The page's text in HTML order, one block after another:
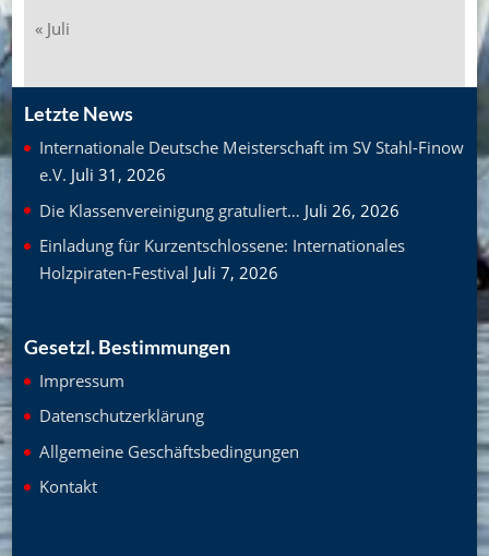
« Juli
Letzte News
Internationale Deutsche Meisterschaft im SV Stahl-Finow
e.V. Juli 31, 2026
Die Klassenvereinigung gratuliert… Juli 26, 2026
Einladung für Kurzentschlossene: Internationales
Holzpiraten-Festival Juli 7, 2026
Gesetzl. Bestimmungen
Impressum
Datenschutzerklärung
Allgemeine Geschäftsbedingungen
Kontakt